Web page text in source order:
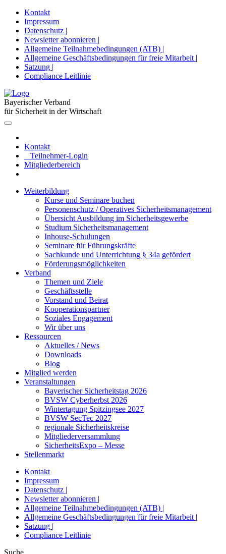
Kontakt
Impressum
Datenschutz |
Newsletter abonnieren |
Allgemeine Teilnahmebedingungen (ATB) |
Allgemeine Geschäftsbedingungen für freie Mitarbeit |
Satzung |
Compliance Leitlinie
Bayerischer Verband
für Sicherheit in der Wirtschaft
Kontakt
Teilnehmer-Login
Mitgliederbereich
Weiterbildung
Kurse und Seminare buchen
Personenschutz / Operatives Sicherheitsmanagement
Übersicht Ausbildung im Sicherheitsgewerbe
Studium Sicherheitsmanagement
Inhouse-Schulungen
Seminare für Führungskräfte
Sachkunde und Unterrichtung § 34a gefördert
Förderungsmöglichkeiten
Verband
Themen und Ziele
Geschäftsstelle
Vorstand und Beirat
Kooperationspartner
Soziales Engagement
Wir über uns
Ressourcen
Aktuelles / News
Downloads
Blog
Mitglied werden
Veranstaltungen
Bayerischer Sicherheitstag 2026
BVSW Cyberherbst 2026
Wintertagung Spitzingsee 2027
BVSW SecTec 2027
regionale Sicherheitskreise
Mitgliederversammlung
SicherheitsExpo – Messe
Stellenmarkt
Kontakt
Impressum
Datenschutz |
Newsletter abonnieren |
Allgemeine Teilnahmebedingungen (ATB) |
Allgemeine Geschäftsbedingungen für freie Mitarbeit |
Satzung |
Compliance Leitlinie
Suche